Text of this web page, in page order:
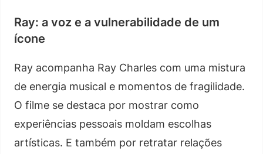
Ray: a voz e a vulnerabilidade de um
ícone
Ray acompanha Ray Charles com uma mistura
de energia musical e momentos de fragilidade.
O filme se destaca por mostrar como
experiências pessoais moldam escolhas
artísticas. E também por retratar relações